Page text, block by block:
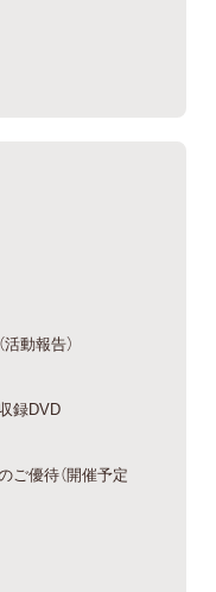
動報告）
録DVD
ご優待（開催予定